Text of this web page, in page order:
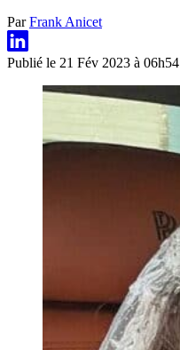
ParFrank Anicet
Publié le 21 Fév 2023 à 06h54